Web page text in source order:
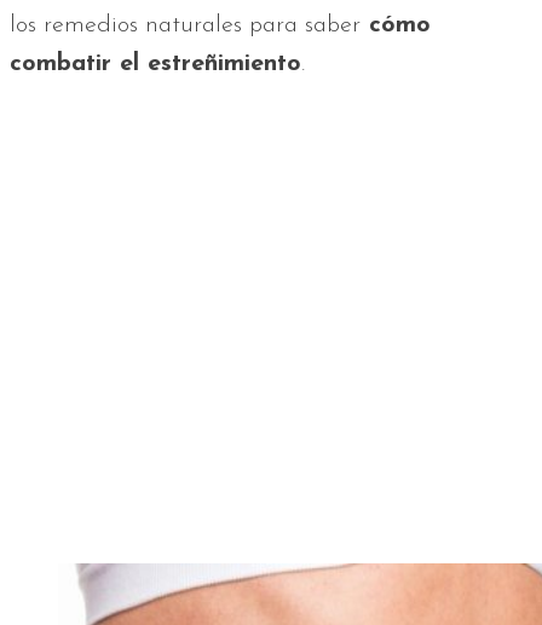
los remedios naturales para saber cómo
combatir el estreñimiento.